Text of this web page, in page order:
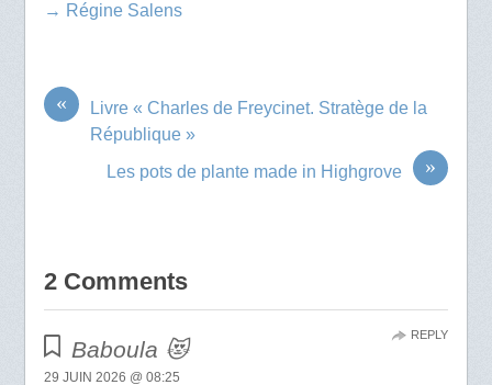
→ Régine Salens
«
Livre « Charles de Freycinet. Stratège de la
République »
»
Les pots de plante made in Highgrove
2 Comments
Baboula 😻
29 JUIN 2026 @ 08:25
REPLY